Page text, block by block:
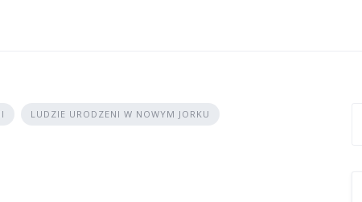
LUDZIE URODZENI W NOWYM JORKU